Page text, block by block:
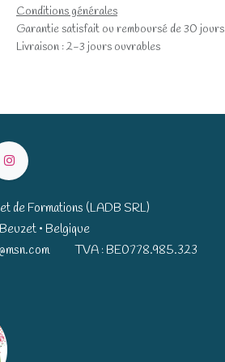
Conditions générales
Garantie satisfait ou remboursé de 30 jours
Livraison : 2-3 jours ouvrables
de Formations (LADB SRL)
• Belgique​​
TVA : BE0778.985.323